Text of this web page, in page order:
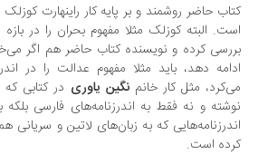
حاضر روشمند و بر پایه کار راینهارت کوزلک درباره
البته کوزلک مثلا مفهوم بحران را در بازه زمانی
کرده و نویسنده کتاب حاضر هم اگر می‌خواست
دهد، باید مثلا مفهوم عدالت را در
مثل کار خانمنگین یاوری در کتابی که راجع
و نه فقط به اندرزنامه‌های فارسی بلکه به
که به زبان‌های لاتین و سریانی هم
است.